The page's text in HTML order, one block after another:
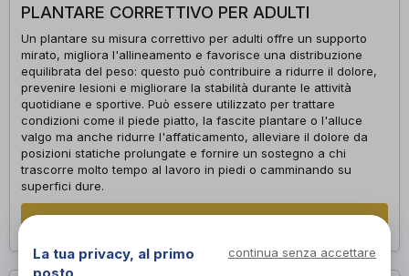
PLANTARE CORRETTIVO PER ADULTI
Un plantare su misura correttivo per adulti offre un supporto
mirato, migliora l'allineamento e favorisce una distribuzione
equilibrata del peso: questo può contribuire a ridurre il dolore,
prevenire lesioni e migliorare la stabilità durante le attività
quotidiane e sportive. Può essere utilizzato per trattare
condizioni come il piede piatto, la fascite plantare o l'alluce
valgo ma anche ridurre l'affaticamento, alleviare il dolore da
posizioni statiche prolungate e fornire un sostegno a chi
trascorre molto tempo al lavoro in piedi o camminando su
superfici dure.
La tua privacy, al primo
continua senza accettare